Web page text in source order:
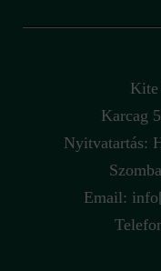
Karcag
Nyitvatartás:
Email: